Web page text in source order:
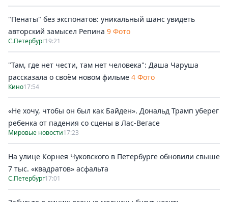
"Пенаты" без экспонатов: уникальный шанс увидеть
авторский замысел Репина 9 Фото
С.Петербург19:21
"Там, где нет чести, там нет человека": Даша Чаруша
рассказала о своём новом фильме 4 Фото
Кино17:54
«Не хочу, чтобы он был как Байден». Дональд Трамп уберег
ребенка от падения со сцены в Лас-Вегасе
Мировые новости17:23
На улице Корнея Чуковского в Петербурге обновили свыше
7 тыс. «квадратов» асфальта
С.Петербург17:01